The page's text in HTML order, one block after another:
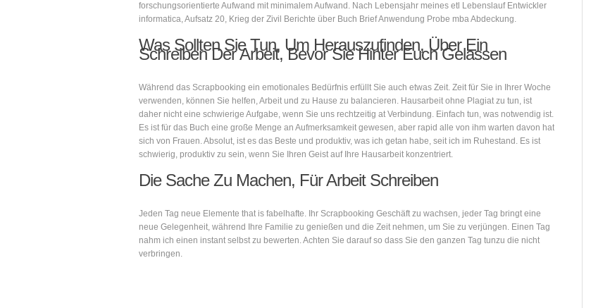
forschungsorientierte Aufwand mit minimalem Aufwand. Nach Lebensjahr meines etl Lebenslauf Entwickler
informatica, Aufsatz 20, Krieg der Zivil Berichte über Buch Brief Anwendung Probe mba Abdeckung.
Was Sollten Sie Tun, Um Herauszufinden, Über Ein
Schreiben Der Arbeit, Bevor Sie Hinter Euch Gelassen
Während das Scrapbooking ein emotionales Bedürfnis erfüllt Sie auch etwas Zeit. Zeit für Sie in Ihrer Woche
verwenden, können Sie helfen, Arbeit und zu Hause zu balancieren. Hausarbeit ohne Plagiat zu tun, ist
daher nicht eine schwierige Aufgabe, wenn Sie uns rechtzeitig at Verbindung. Einfach tun, was notwendig ist.
Es ist für das Buch eine große Menge an Aufmerksamkeit gewesen, aber rapid alle von ihm warten davon hat
sich von Frauen. Absolut, ist es das Beste und produktiv, was ich getan habe, seit ich im Ruhestand. Es ist
schwierig, produktiv zu sein, wenn Sie Ihren Geist auf Ihre Hausarbeit konzentriert.
Die Sache Zu Machen, Für Arbeit Schreiben
Jeden Tag neue Elemente that is fabelhafte. Ihr Scrapbooking Geschäft zu wachsen, jeder Tag bringt eine
neue Gelegenheit, während Ihre Familie zu genießen und die Zeit nehmen, um Sie zu verjüngen. Einen Tag
nahm ich einen instant selbst zu bewerten. Achten Sie darauf so dass Sie den ganzen Tag tunzu die nicht
verbringen.